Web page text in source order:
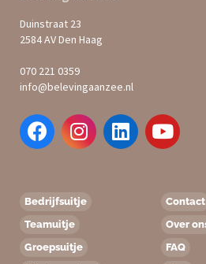
Duinstraat 23
2584 AV Den Haag
070 221 0359
info@belevingaanzee.nl
Bedrijfsuitje
Teamuitje
Groepsuitje
Contact
Over
FAQ